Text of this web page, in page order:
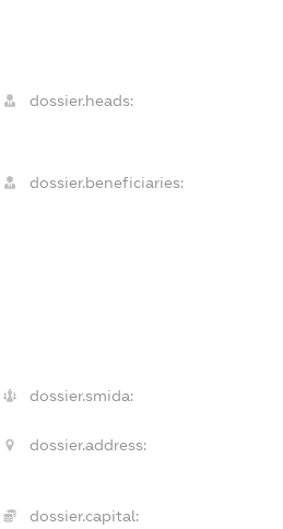
dossier.heads:
dossier.beneficiaries:
dossier.smida:
dossier.address:
dossier.capital: